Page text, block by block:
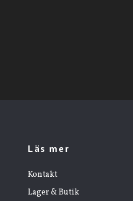
Läs mer
Kontakt
Lager & Butik